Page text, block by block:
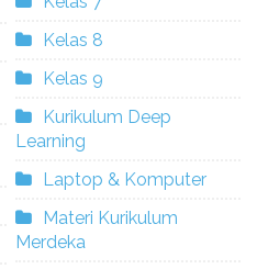
Kelas 8
Kelas 9
Kurikulum Deep
Learning
Laptop & Komputer
Materi Kurikulum
Merdeka